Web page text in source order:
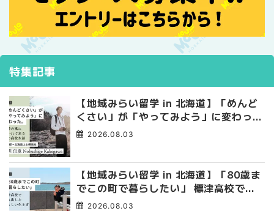
特集記事
【地域みらい留学 in 北海道】「めんど
くさい」が「やってみよう」に変わっ
た。 十勝の風に吹かれて走る、僕の泥
2026.08.03
【地域みらい留学 in 北海道】「80歳ま
でこの町で暮らしたい」 標津高校で踏
み出した、私らしい生き方
2026.08.03